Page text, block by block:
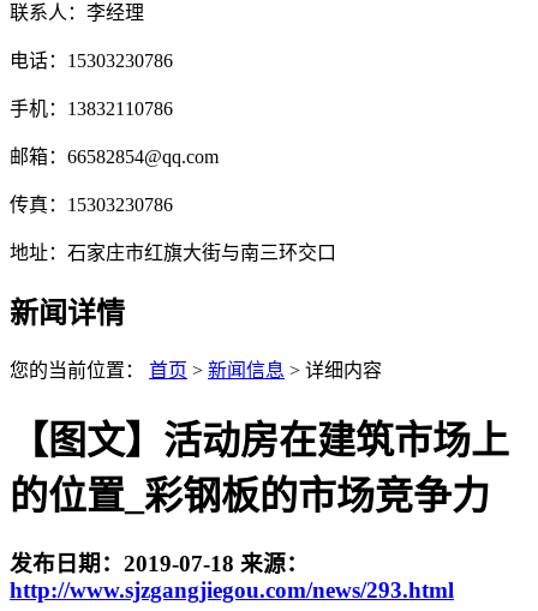
联系人：李经理
电话：15303230786
手机：13832110786
邮箱：66582854@qq.com
传真：15303230786
地址：石家庄市红旗大街与南三环交口
新闻详情
您的当前位置： 首页 > 新闻信息 > 详细内容
【图文】活动房在建筑市场上
的位置_彩钢板的市场竞争力
发布日期： 2019-07-18 来源：
http://www.sjzgangjiegou.com/news/293.html